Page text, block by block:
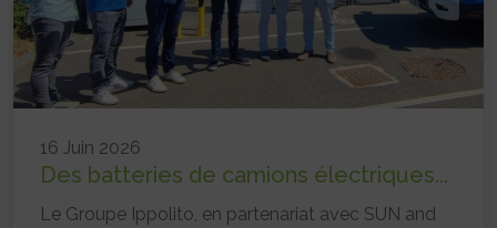
16 Juin 2026
Des batteries de camions électriques...
Le Groupe Ippolito, en partenariat avec SUN and